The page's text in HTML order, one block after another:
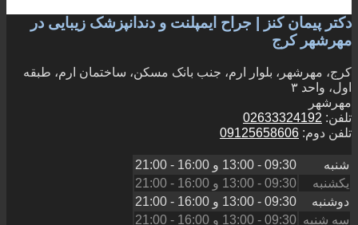
دکتر پیمان کنز | جراح ایمپلنت و دندانپزشک زیبایی در
مهرشهر کرج
کرج، مهرشهر، بلوار ارم، جنب بانک مسکن، ساختمان ارم، طبقه
اول، واحد ۳
مهرشهر
تلفن: 02633324192
تلفن دوم: 09125658606
شنبه 09:30 - 13:00 و 16:00 - 21:00
یکشنبه
09:30 - 13:00 و 16:00 - 21:00
دوشنبه
09:30 - 13:00 و 16:00 - 21:00
سه شنبه 09:30 - 13:00 و 16:00 - 21:00